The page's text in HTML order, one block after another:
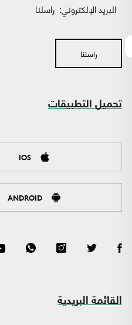
البريد الإلكتروني: راسلنا
راسلنا
تحميل التطبيقات
IOS
ANDROID
القائمة البريدية